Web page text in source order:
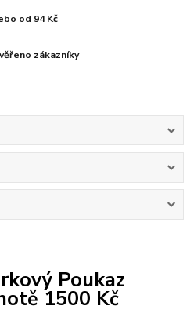
od 94 Kč
zákazníky
Poukaz
1500 Kč